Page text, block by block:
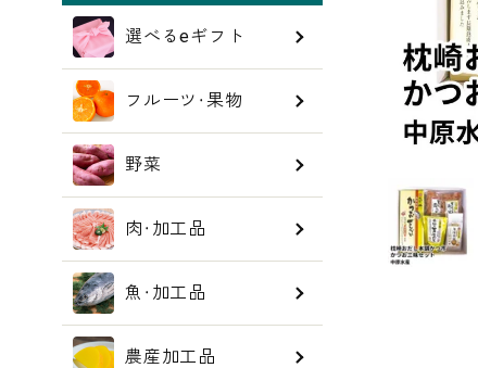
選べるeギフト
フルーツ・果物
野菜
肉・加工品
魚・加工品
農産加工品